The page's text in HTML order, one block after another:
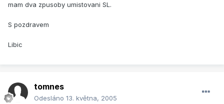
mam dva zpusoby umistovani SL.
S pozdravem
Libic
tomnes
Odesláno 13. května, 2005